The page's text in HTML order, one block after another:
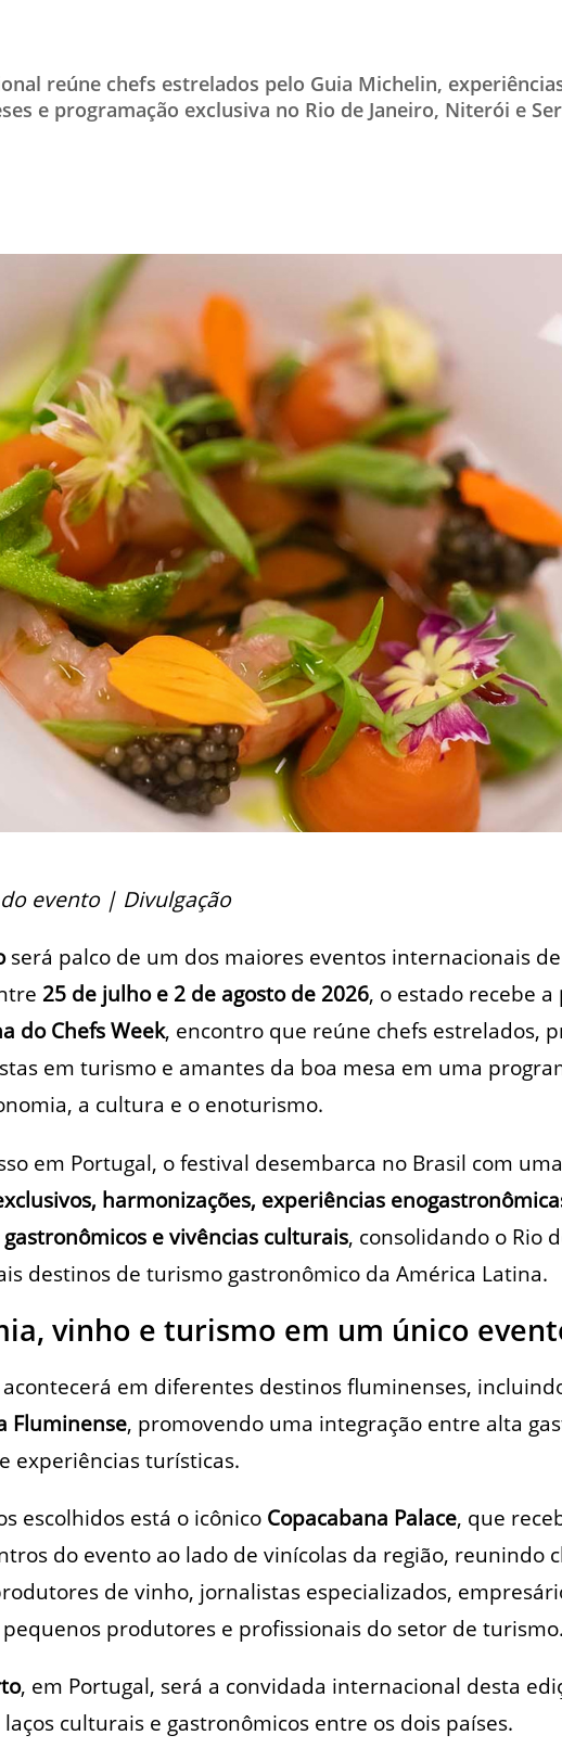
PARCEIROS
reúne chefs estrelados pelo Guia Michelin,
e programação exclusiva no Rio de Janeiro, Niterói e
evento | Divulgação
será palco de um dos maiores eventos internacionais
25 de julho e 2 de agosto de 2026, o estado recebe a
do Chefs Week, encontro que reúne chefs estrelados,
em turismo e amantes da boa mesa em uma
a cultura e o enoturismo.
em Portugal, o festival desembarca no Brasil com
harmonizações, experiências
e vivências culturais, consolidando o Rio
destinos de turismo gastronômico da América Latina.
vinho e turismo em um único
em diferentes destinos fluminenses,
Fluminense, promovendo uma integração entre alta
experiências turísticas.
escolhidos está o icônico Copacabana Palace, que
do evento ao lado de vinícolas da região, reunindo
de vinho, jornalistas especializados,
produtores e profissionais do setor de turismo.
, em Portugal, será a convidada internacional desta
culturais e gastronômicos entre os dois países.